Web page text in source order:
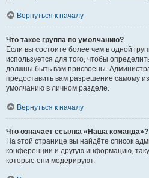
Вернуться к началу
Что такое группа по умолчанию?
Если вы состоите более чем в одной
используется для того, чтобы
должны быть вам присвоены.
предоставить вам разрешение самому
умолчанию в личном разделе.
Вернуться к началу
Что означает ссылка «Наша команда»?
На этой странице вы найдёте список
конференции и другую информацию,
которые они модерируют.